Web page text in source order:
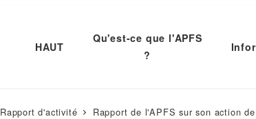
HAUT
Qu'est-ce que l'APFS
?
Rapport d'activité Rapport de l'APFS sur son action